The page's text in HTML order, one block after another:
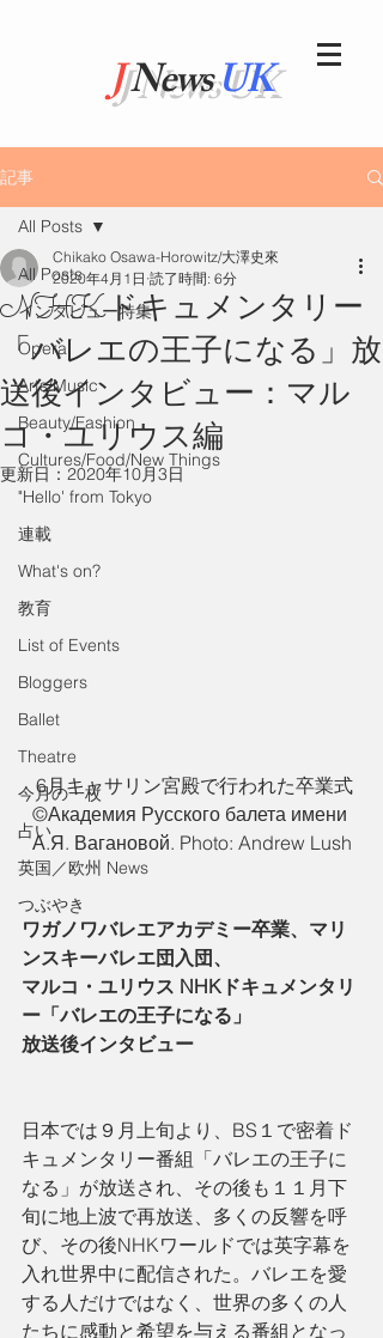
JNewsUK
記事
All Posts
インタビュー特集
Opera
Arts/Music
Beauty/Fashion
Cultures/Food/New Things
"Hello' from Tokyo
連載
What's on?
教育
List of Events
Bloggers
Ballet
Theatre
今月の一枚
占い
英国／欧州 News
つぶやき
All Posts
NHKドキュメンタリー
「バレエの王子になる」放
送後インタビュー：マル
コ・ユリウス編
Chikako Osawa-Horowitz/大澤史來
2020年4月1日 読了時間: 6分
更新日： 2020年10月3日
6月キャサリン宮殿で行われた卒業式
©️Академия Русского балета имени
А.Я. Вагановой. Photo: Andrew Lush
ワガノワバレエアカデミー卒業、マリ
ンスキーバレエ団入団、
マルコ・ユリウス NHKドキュメンタリ
ー「バレエの王子になる」
放送後インタビュー
日本では９月上旬より、BS１で密着ド
キュメンタリー番組「バレエの王子に
なる」が放送され、その後も１１月下
旬に地上波で再放送、多くの反響を呼
び、その後NHKワールドでは英字幕を
入れ世界中に配信された。バレエを愛
する人だけではなく、世界の多くの人
たちに感動と希望を与える番組となっ